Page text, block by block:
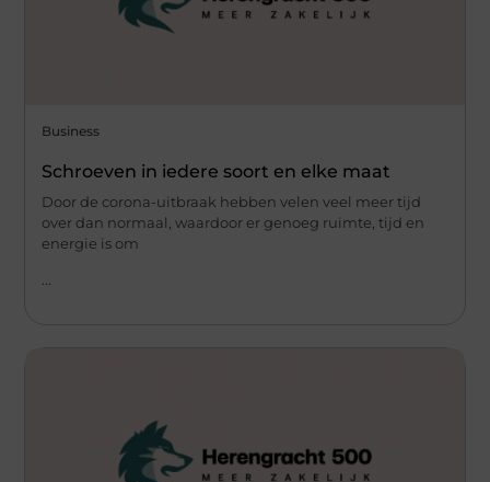
Business
Schroeven in iedere soort en elke maat
Door de corona-uitbraak hebben velen veel meer tijd
over dan normaal, waardoor er genoeg ruimte, tijd en
energie is om
...